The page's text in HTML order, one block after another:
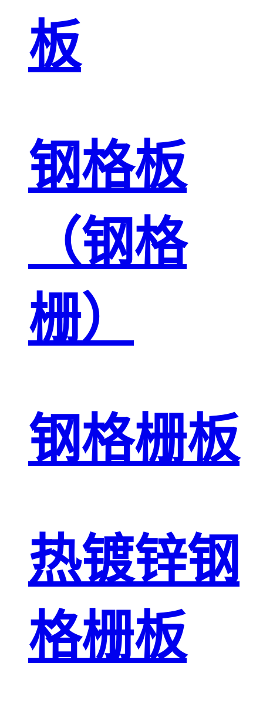
板
钢格板
（钢格
栅）
钢格栅板
热镀锌钢
格栅板